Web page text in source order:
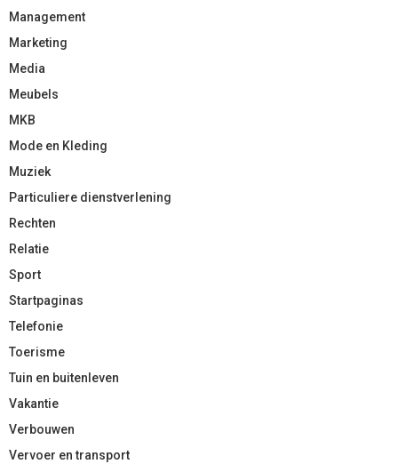
Management
Marketing
Media
Meubels
MKB
Mode en Kleding
Muziek
Particuliere dienstverlening
Rechten
Relatie
Sport
Startpaginas
Telefonie
Toerisme
Tuin en buitenleven
Vakantie
Verbouwen
Vervoer en transport